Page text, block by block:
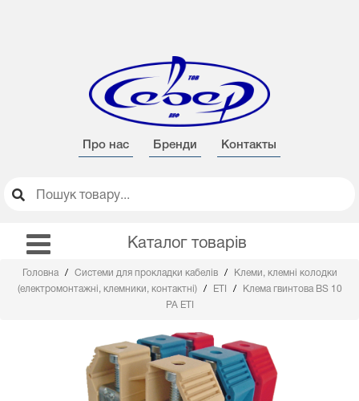
Про нас Бренди Контакты
Каталог товарів
Головна Системи для прокладки кабелів
Клеми, клемні колодки
(електромонтажні, клемники, контактні)
ETI
Клема гвинтова ВS 10
PA ETI